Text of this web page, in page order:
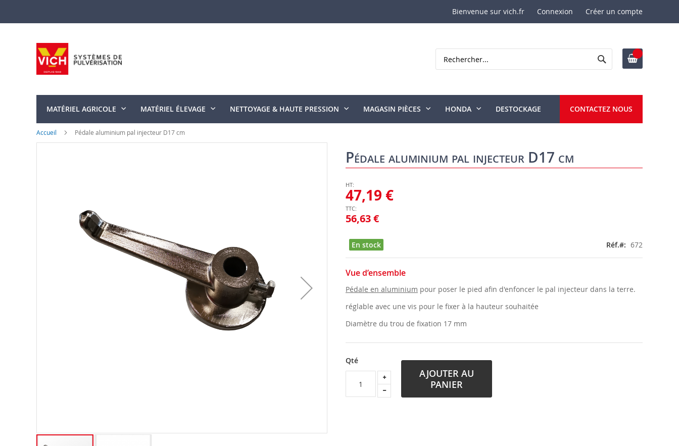
Bienvenue sur vich.fr Connexion Créer un compte
contenu
Rechercher
MATÉRIEL AGRICOLE MATÉRIEL ÉLEVAGE NETTOYAGE & HAUTE PRESSION MAGASIN PIÈCES HONDA DESTOCKAGE CONTACTEZ NOUS
Accueil Pédale aluminium pal injecteur D17 cm
Pédale aluminium pal injecteur D17 cm
56,63 €
47,19 €
En stock Réf. 672
Vue d’ensemble
Pédale en aluminium pour poser le pied afin d'enfoncer le pal injecteur dans la terre.
réglable avec une vis pour le fixer à la hauteur souhaitée
Diamètre du trou de fixation 17 mm
Qté
AJOUTER AU
PANIER